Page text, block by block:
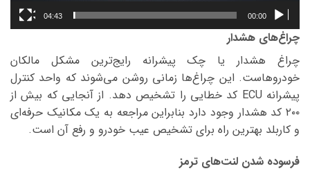
00:00
04:43
چراغ‌های هشدار
چراغ هشدار یا چک پیشرانه رایج‌ترین مشکل مالکان
خودروهاست. این چراغ‌ها زمانی روشن می‌شوند که واحد کنترل
پیشرانه ECU کد خطایی را تشخیص دهد. از آنجایی که بیش از
۲۰۰ کد هشدار وجود دارد بنابراین مراجعه به یک مکانیک حرفه‌ای
و کاربلد بهترین راه برای تشخیص عیب خودرو و رفع آن است.
فرسوده شدن لنت‌های ترمز